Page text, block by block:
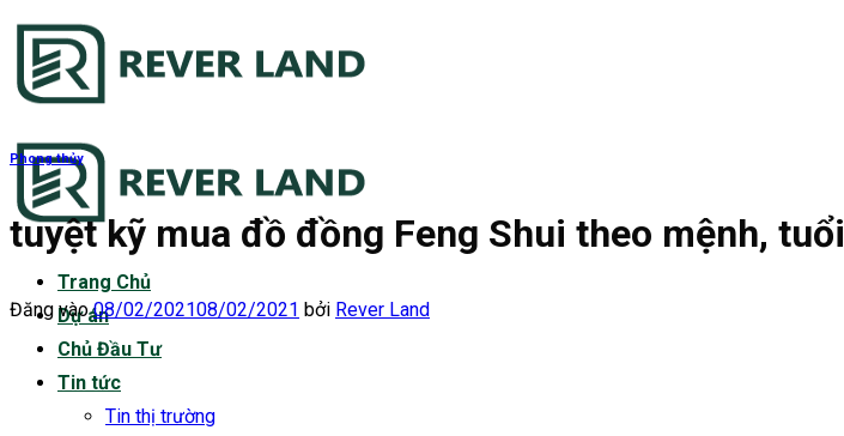
Bỏ
nội
Trang Chủ
Dự án
Chủ Đầu Tư
Tin tức
Tin thị trường
Phong thủy
tuyệt kỹ mua đồ đồng Feng Shui theo mệnh, tuổi
Đăng vào08/02/202108/02/2021 bởi Rever Land